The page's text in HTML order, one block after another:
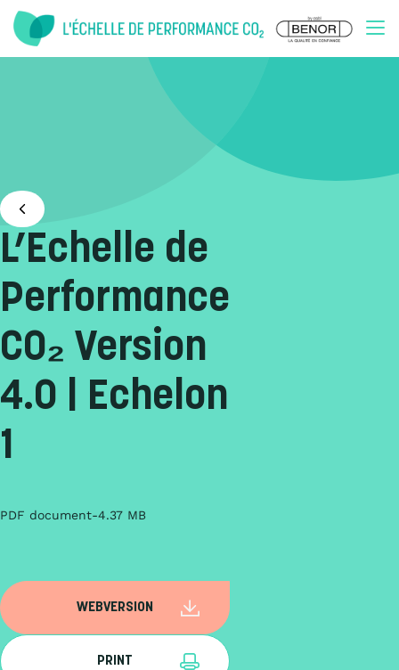
L’Echelle de
Performance
CO₂ Version
4.0 | Echelon
1
PDF document 4.37 MB
WEBVERSION
PRINT